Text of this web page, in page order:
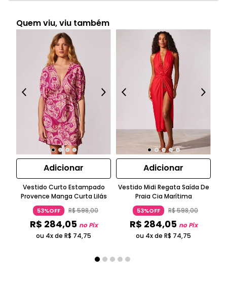
Quem viu, viu também
Adicionar
Vestido Curto Estampado
Provence Manga Curta Lilás
53%OFF R$598,00
R$ 284,05 no Pix
ou 4x de R$ 74,75
Adicionar
Vestido Midi Regata Saída De
Praia Cia Marítima
53%OFF R$598,00
R$ 284,05 no Pix
ou 4x de R$ 74,75